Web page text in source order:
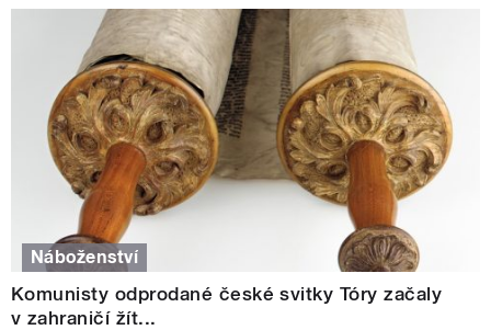
Náboženství
Komunisty odprodané české svitky Tóry začaly
v zahraničí žít...